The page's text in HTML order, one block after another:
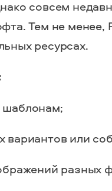
совсем
Тем не менее,
ресурсах.
шаблонам;
вариантов или
разных